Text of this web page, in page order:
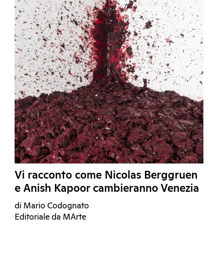
Vi racconto come Nicolas Berggruen
e Anish Kapoor cambieranno Venezia
di Mario Codognato
Editoriale da MArte